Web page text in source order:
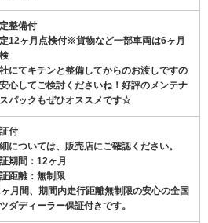
整備付
12ヶ月点検付※貨物など一部車両は6ヶ月
にてキチンと整備してからのお渡しですの
心してご検討くださいね！好評のメンテナ
パックもぜひオススメです☆
付
については、販売店にご確認ください。
期間：12ヶ月
距離：無制限
月間、期間内走行距離無制限の安心の全国
ダディーラー保証付きです。